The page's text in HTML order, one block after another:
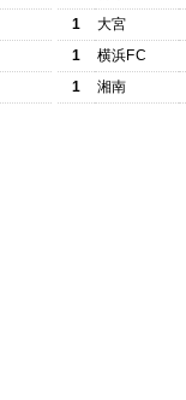
1
大宮
1
横浜FC
1
湘南